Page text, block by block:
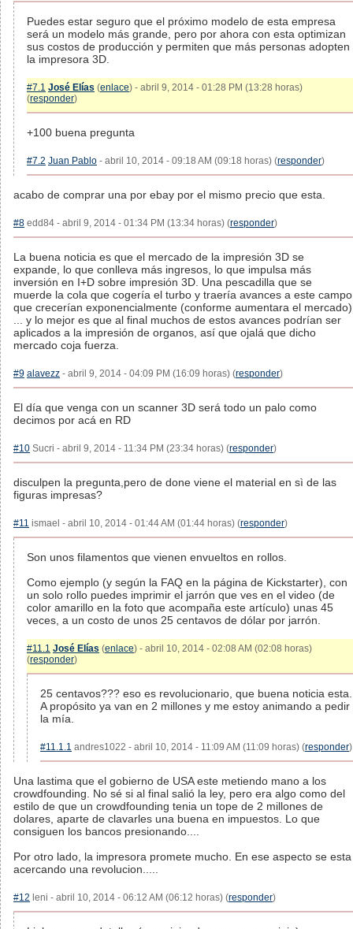
Puedes estar seguro que el próximo modelo de esta empresa
será un modelo más grande, pero por ahora con esta optimizan
sus costos de producción y permiten que más personas adopten
la impresora 3D.
#7.1 José Elías (enlace) - abril 9, 2014 - 01:28 PM (13:28 horas)
(responder)
+100 buena pregunta
#7.2 Juan Pablo - abril 10, 2014 - 09:18 AM (09:18 horas) (responder)
acabo de comprar una por ebay por el mismo precio que esta.
#8 edd84 - abril 9, 2014 - 01:34 PM (13:34 horas) (responder)
La buena noticia es que el mercado de la impresión 3D se
expande, lo que conlleva más ingresos, lo que impulsa más
inversión en I+D sobre impresión 3D. Una pescadilla que se
muerde la cola que cogería el turbo y traería avances a este campo
que crecerían exponencialmente (conforme aumentara el mercado)
... y lo mejor es que al final muchos de estos avances podrían ser
aplicados a la impresión de organos, así que ojalá que dicho
mercado coja fuerza.
#9 alavezz - abril 9, 2014 - 04:09 PM (16:09 horas) (responder)
El día que venga con un scanner 3D será todo un palo como
decimos por acá en RD
#10 Sucri - abril 9, 2014 - 11:34 PM (23:34 horas) (responder)
disculpen la pregunta,pero de done viene el material en sì de las
figuras impresas?
#11 ismael - abril 10, 2014 - 01:44 AM (01:44 horas) (responder)
Son unos filamentos que vienen envueltos en rollos.
Como ejemplo (y según la FAQ en la página de Kickstarter), con
un solo rollo puedes imprimir el jarrón que ves en el video (de
color amarillo en la foto que acompaña este artículo) unas 45
veces, a un costo de unos 25 centavos de dólar por jarrón.
#11.1 José Elías (enlace) - abril 10, 2014 - 02:08 AM (02:08 horas)
(responder)
25 centavos??? eso es revolucionario, que buena noticia esta.
A propósito ya van en 2 millones y me estoy animando a pedir
la mía.
#11.1.1 andres1022 - abril 10, 2014 - 11:09 AM (11:09 horas) (responder)
Una lastima que el gobierno de USA este metiendo mano a los
crowdfounding. No sé si al final salió la ley, pero era algo como del
estilo de que un crowdfounding tenia un tope de 2 millones de
dolares, aparte de clavarles una buena en impuestos. Lo que
consiguen los bancos presionando....
Por otro lado, la impresora promete mucho. En ese aspecto se esta
acercando una revolucion.....
#12 leni - abril 10, 2014 - 06:12 AM (06:12 horas) (responder)